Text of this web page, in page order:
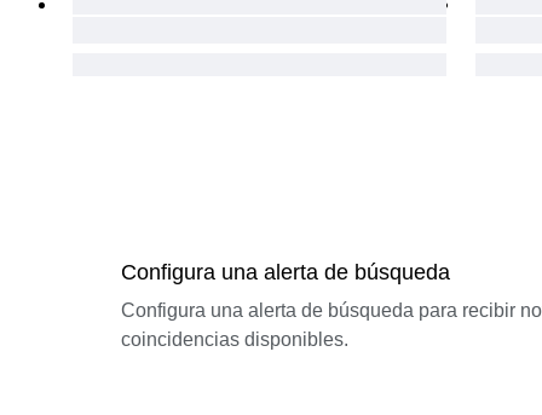
Configura una alerta de búsqueda
Configura una alerta de búsqueda para recibir
coincidencias disponibles.